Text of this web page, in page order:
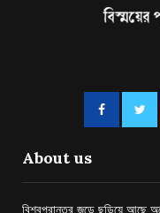
About us
বিশ্বপ্রান্তর জুড়ে ছড়িয়ে আছে